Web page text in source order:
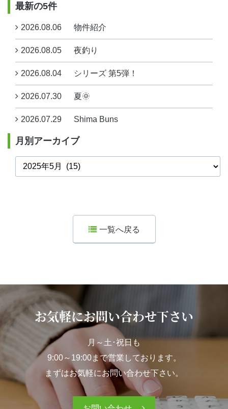
最新の5件
2026.08.06 物件紹介
2026.08.05 夜釣り
2026.08.04 シリーズ 第5弾！
2026.07.30 夏🌞
2026.07.29 Shima Buns
月別アーカイブ
一覧へ戻る
お気軽にお問い合わせ下さい
月～土･祝日も
9:00～19:00まで営業しております。
まずはお気軽にお問い合わせ下さい。